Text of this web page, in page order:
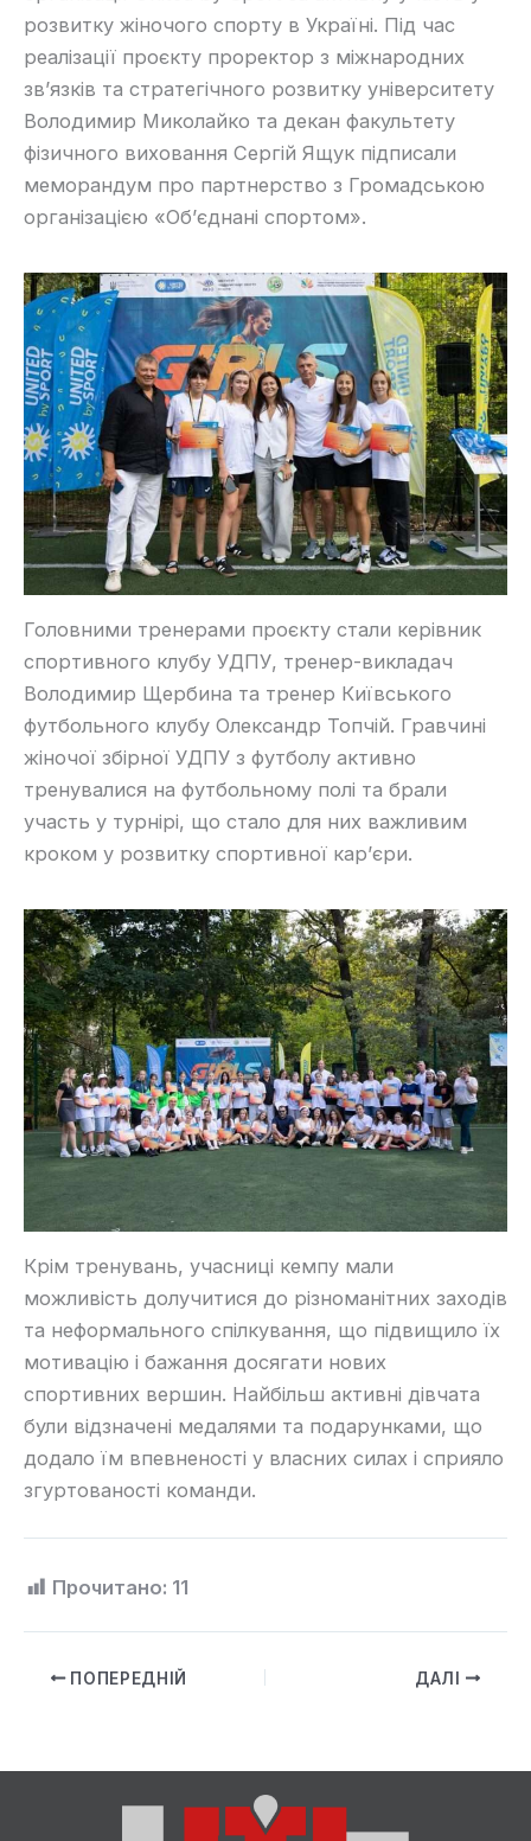
розвитку жіночого спорту в Україні. Під час
реалізації проєкту проректор з міжнародних
зв’язків та стратегічного розвитку університету
Володимир Миколайко та декан факультету
фізичного виховання Сергій Ящук підписали
меморандум про партнерство з Громадською
організацією «Об’єднані спортом».
Головними тренерами проєкту стали керівник
спортивного клубу УДПУ, тренер-викладач
Володимир Щербина та тренер Київського
футбольного клубу Олександр Топчій. Гравчині
жіночої збірної УДПУ з футболу активно
тренувалися на футбольному полі та брали
участь у турнірі, що стало для них важливим
кроком у розвитку спортивної кар’єри.
Крім тренувань, учасниці кемпу мали
можливість долучитися до різноманітних заходів
та неформального спілкування, що підвищило їх
мотивацію і бажання досягати нових
спортивних вершин. Найбільш активні дівчата
були відзначені медалями та подарунками, що
додало їм впевненості у власних силах і сприяло
згуртованості команди.
Прочитано: 11
ПОПЕРЕДНІЙ ДАЛІ